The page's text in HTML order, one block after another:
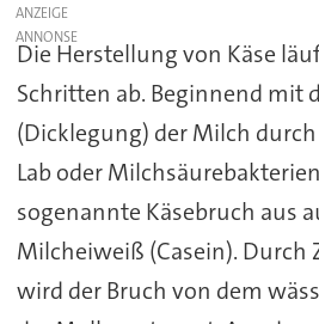
ANZEIGE
Die Herstellung von Käse
Schritten ab. Beginnend mit
(Dicklegung) der Milch
Lab oder
sogenannte Käsebruch aus
Milcheiweiß (Casein).
wird der Bruch von dem